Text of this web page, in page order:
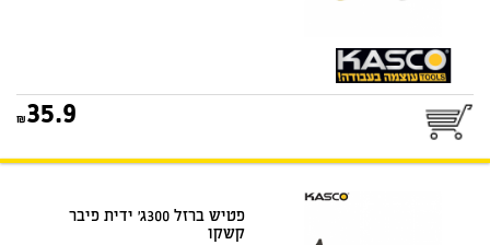
35.9
פטיש ברזל 300ג' ידית פיבר
קשקו